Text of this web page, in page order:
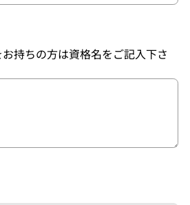
持ちの方は資格名をご記入下さ